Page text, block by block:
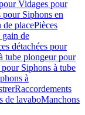
Vidages pour
pour Siphons en
de placePièces
gain de
détachées pour
tube plongeur pour
pour Siphons à tube
à
Raccordements
de lavaboManchons